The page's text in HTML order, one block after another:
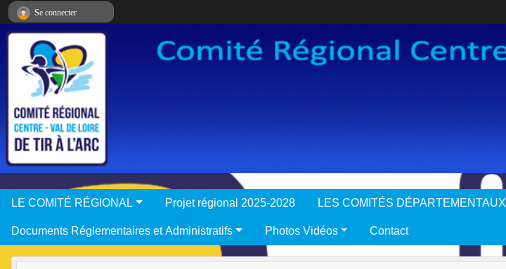
LE COMITÉ RÉGIONAL Projet régional 2025-2028 LES COMITÉS DÉPARTEMENTAUX
Documents Réglementaires et Administratifs Photos Vidéos Contact
Se connecter
Panneau de gestion des cookies